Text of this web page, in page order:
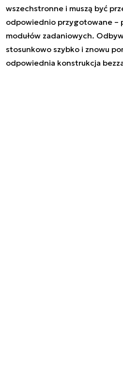
wszechstronne i muszą być
odpowiednio przygotowane –
modułów zadaniowych.
stosunkowo szybko i znowu
odpowiednia konstrukcja